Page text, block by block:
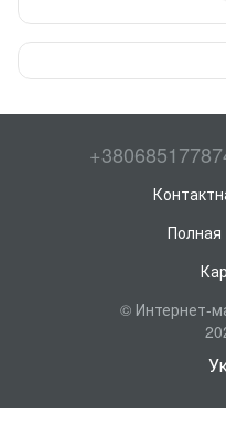
Полная
© Интернет-